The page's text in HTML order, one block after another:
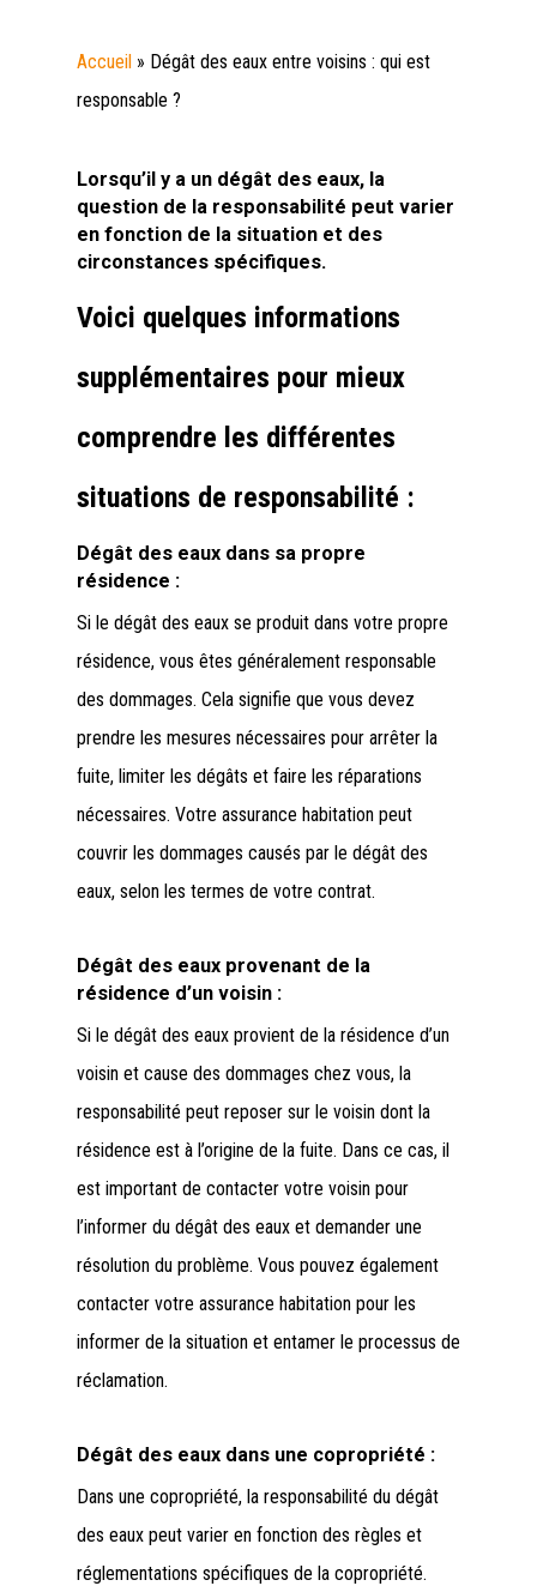
Accueil » Dégât des eaux entre voisins : qui est
responsable ?
Lorsqu’il y a un dégât des eaux, la
question de la responsabilité peut varier
en fonction de la situation et des
circonstances spécifiques.
Voici quelques informations
supplémentaires pour mieux
comprendre les différentes
situations de responsabilité :
Dégât des eaux dans sa propre
résidence :
Si le dégât des eaux se produit dans votre propre
résidence, vous êtes généralement responsable
des dommages. Cela signifie que vous devez
prendre les mesures nécessaires pour arrêter la
fuite, limiter les dégâts et faire les réparations
nécessaires. Votre assurance habitation peut
couvrir les dommages causés par le dégât des
eaux, selon les termes de votre contrat.
Dégât des eaux provenant de la
résidence d’un voisin :
Si le dégât des eaux provient de la résidence d’un
voisin et cause des dommages chez vous, la
responsabilité peut reposer sur le voisin dont la
résidence est à l’origine de la fuite. Dans ce cas, il
est important de contacter votre voisin pour
l’informer du dégât des eaux et demander une
résolution du problème. Vous pouvez également
contacter votre assurance habitation pour les
informer de la situation et entamer le processus de
réclamation.
Dégât des eaux dans une copropriété :
Dans une copropriété, la responsabilité du dégât
des eaux peut varier en fonction des règles et
réglementations spécifiques de la copropriété.